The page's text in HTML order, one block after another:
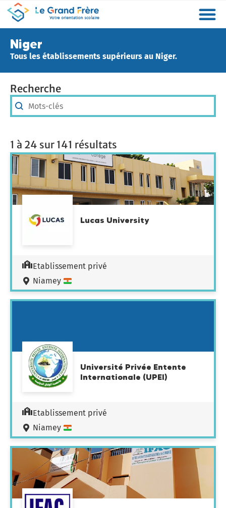
Niger
Tous les établissements supérieurs au Niger.
Recherche
Recherche
Recherche
1 à 24 sur 141 résultats
Lucas University
Etablissement privé
Niamey
Université Privée Entente
Internationale (UPEI)
Etablissement privé
Niamey